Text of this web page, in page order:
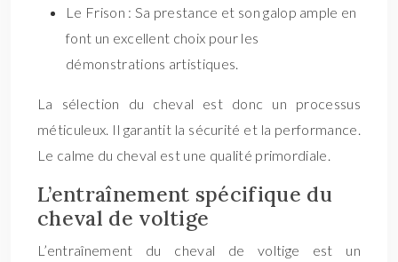
Le Frison : Sa prestance et son galop ample en
font un excellent choix pour les
démonstrations artistiques.
La sélection du cheval est donc un processus
méticuleux. Il garantit la sécurité et la performance.
Le calme du cheval est une qualité primordiale.
L’entraînement spécifique du
cheval de voltige
L’entraînement du cheval de voltige est un